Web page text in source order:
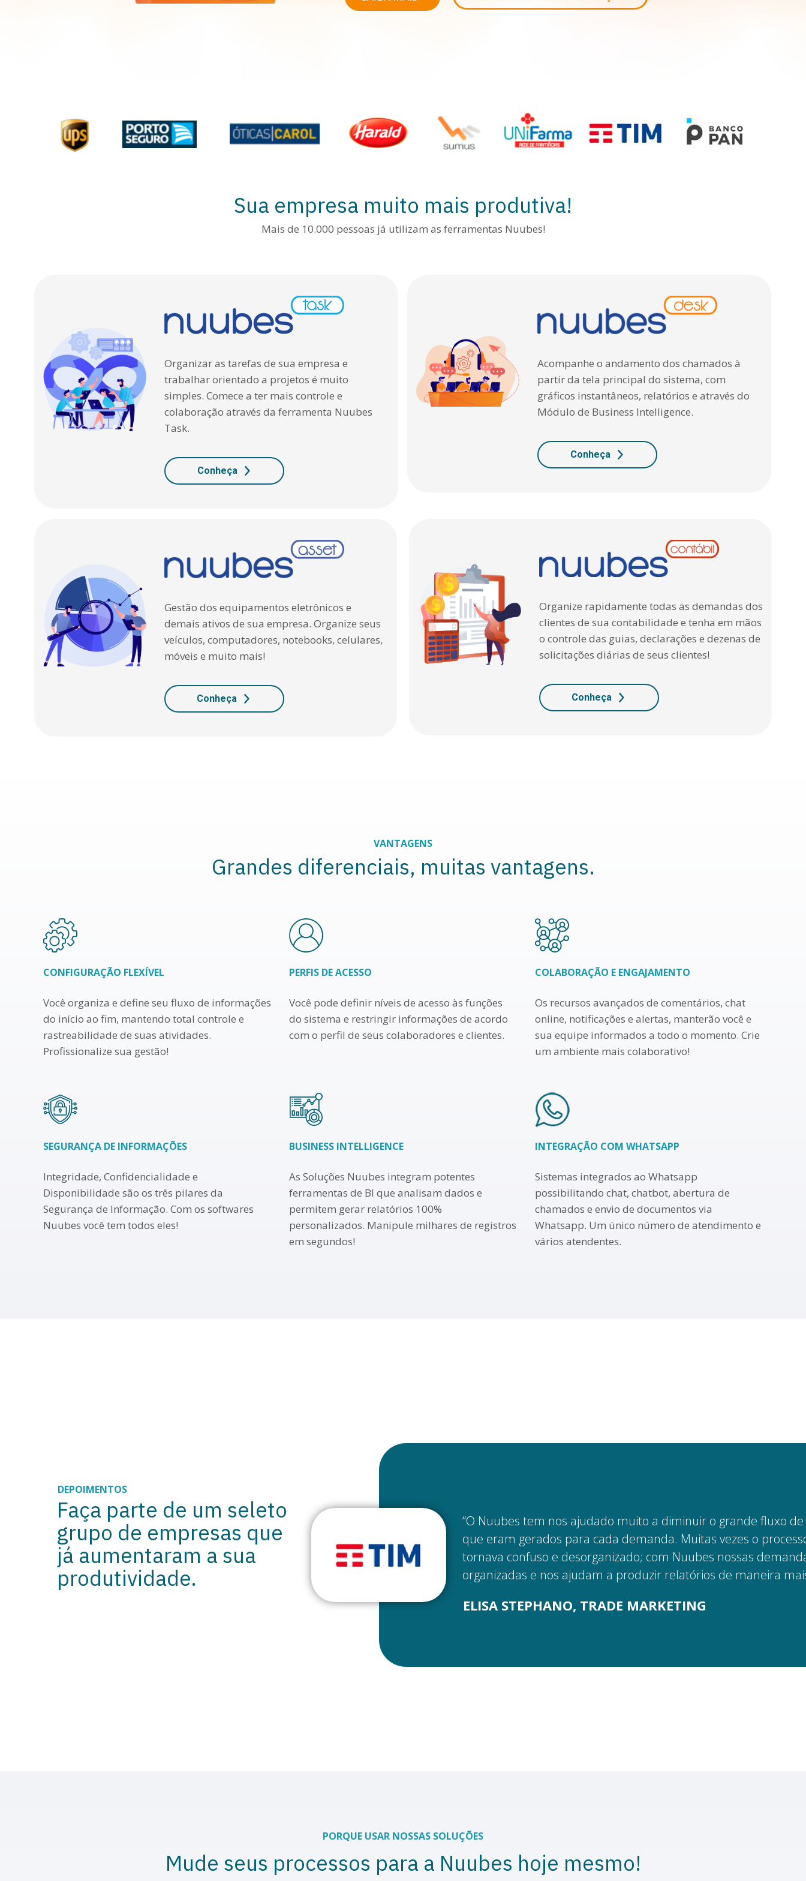
Sua empresa muito mais produtiva!
Mais de 10.000 pessoas já utilizam as ferramentas Nuubes!
Organizar as tarefas de sua empresa e
trabalhar orientado a projetos é muito
simples. Comece a ter mais controle e
colaboração através da ferramenta Nuubes
Task.
Conheça
Acompanhe o andamento dos chamados à
partir da tela principal do sistema, com
gráficos instantâneos, relatórios e através do
Módulo de Business Intelligence.
Conheça
Gestão dos equipamentos eletrônicos e
demais ativos de sua empresa. Organize seus
veículos, computadores, notebooks, celulares,
móveis e muito mais!
Conheça
Organize rapidamente todas as demandas dos
clientes de sua contabilidade e tenha em mãos
o controle das guias, declarações e dezenas de
solicitações diárias de seus clientes!
Conheça
VANTAGENS
Grandes diferenciais, muitas vantagens.
CONFIGURAÇÃO FLEXÍVEL
Você organiza e define seu fluxo de informações
do início ao fim, mantendo total controle e
rastreabilidade de suas atividades.
Profissionalize sua gestão!
PERFIS DE ACESSO
Você pode definir níveis de acesso às funções
do sistema e restringir informações de acordo
com o perfil de seus colaboradores e clientes.
COLABORAÇÃO E ENGAJAMENTO
Os recursos avançados de comentários, chat
online, notificações e alertas, manterão você e
sua equipe informados a todo o momento. Crie
um ambiente mais colaborativo!
SEGURANÇA DE INFORMAÇÕES
Integridade, Confidencialidade e
Disponibilidade são os três pilares da
Segurança de Informação. Com os softwares
Nuubes você tem todos eles!
BUSINESS INTELLIGENCE
As Soluções Nuubes integram potentes
ferramentas de BI que analisam dados e
permitem gerar relatórios 100%
personalizados. Manipule milhares de registros
em segundos!
INTEGRAÇÃO COM WHATSAPP
Sistemas integrados ao Whatsapp
possibilitando chat, chatbot, abertura de
chamados e envio de documentos via
Whatsapp. Um único número de atendimento e
vários atendentes.
Faça parte de um seleto
grupo de empresas que
já aumentaram a sua
produtividade.
DEPOIMENTOS
“O Nuubes tem nos ajudado muito a diminuir o grande fluxo
que eram gerados para cada demanda. Muitas vezes o
tornava confuso e desorganizado; com Nuubes nossas
organizadas e nos ajudam a produzir relatórios de maneira
ELISA STEPHANO, TRADE MARKETING
PORQUE USAR NOSSAS SOLUÇÕES
Mude seus processos para a Nuubes hoje mesmo!